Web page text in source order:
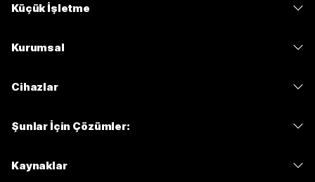
Küçük İşletme
Kurumsal
Cihazlar
Şunlar İçin Çözümler:
Kaynaklar